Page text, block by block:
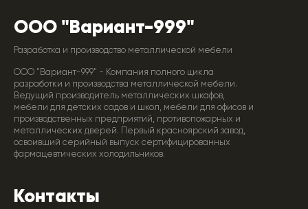
ООО "Вариант-999"
Разработка и производство металлической мебели
ООО "Вариант-999" - Компания полного цикла
разработки и производства металлической мебели.
Ведущий производитель металлических шкафов,
мебели для детских садов и школ, мебели для офисов и
производственных предприятий, противопожарных и
металлических дверей. Первый красноярский завод,
освоивший серийный выпуск сертифицированных
фармацевтических холодильников.
Контакты